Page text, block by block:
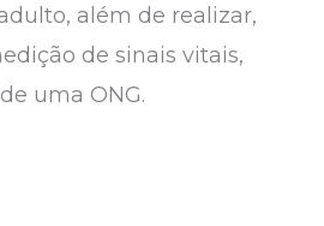
além de realizar,
de sinais vitais,
uma ONG.